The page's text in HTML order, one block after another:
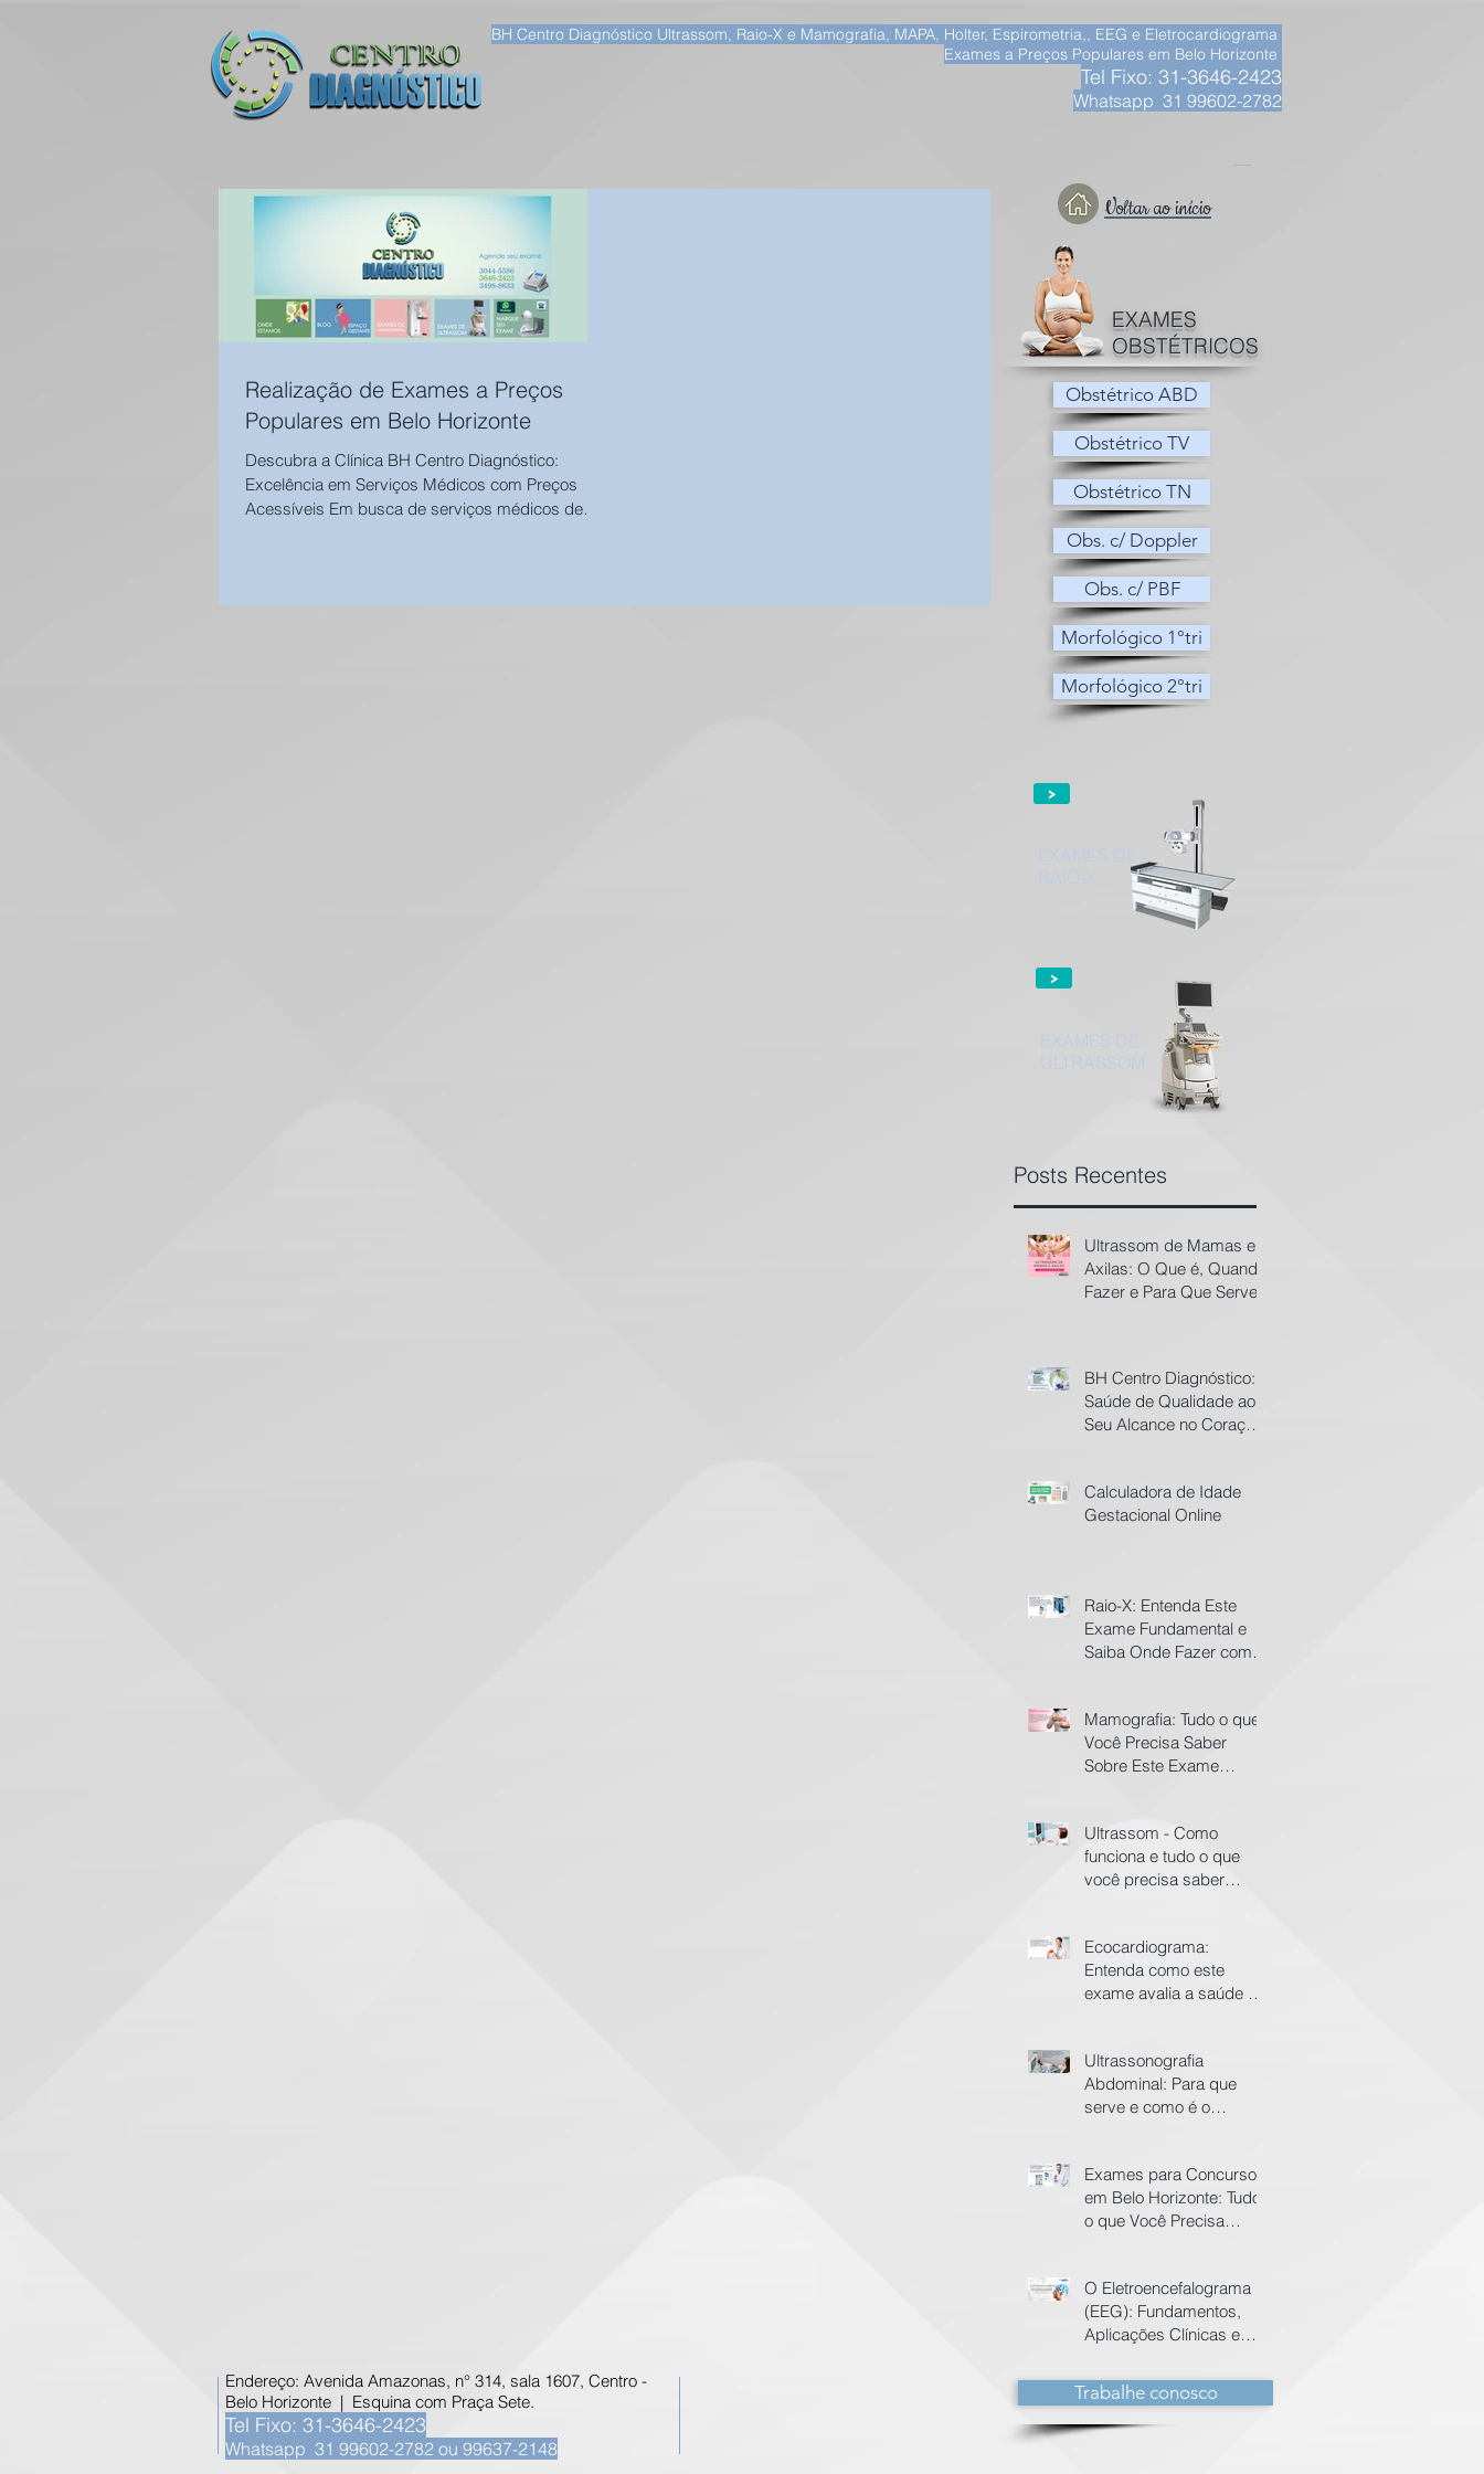
BH Centro Diagnóstico Ultrassom, Raio-X e Mamografia, MAPA, Holter, Espirometria,, EEG e Eletrocardiograma
Exames a Preços Populares em Belo Horizonte
Tel Fixo: 31-3646-2423
Whatsapp 31 99602-2782
Realização de Exames a Preços
Populares em Belo Horizonte
Descubra a Clínica BH Centro Diagnóstico:
Excelência em Serviços Médicos com Preços
Acessíveis Em busca de serviços médicos de
Voltar ao início
EXAMES
OBSTÉTRICOS
Obstétrico ABD
Obstétrico TV
Obstétrico TN
Obs. c/ Doppler
Obs. c/ PBF
Morfológico 1°tri
Morfológico 2°tri
>
EXAMES DE
ULTRASSOM
>
Posts Recentes
Ultrassom de Mamas e
Axilas: O Que é, Quando
Fazer e Para Que Serve​
BH Centro Diagnóstico:
Saúde de Qualidade ao
Seu Alcance no Coração
Calculadora de Idade
Gestacional Online
Raio-X: Entenda Este
Exame Fundamental e
Saiba Onde Fazer com
Mamografia: Tudo o que
Você Precisa Saber
Sobre Este Exame
Ultrassom - Como
funciona e tudo o que
você precisa saber
Ecocardiograma:
Entenda como este
exame avalia a saúde do
Ultrassonografia
Abdominal: Para que
serve e como é o
Exames para Concursos
em Belo Horizonte: Tudo
o que Você Precisa
O Eletroencefalograma
(EEG): Fundamentos,
Aplicações Clínicas e
Endereço: Avenida Amazonas, n° 314, sala 1607, Centro -
Belo Horizonte | Esquina com Praça Sete.
Tel Fixo: 31-3646-2423
Whatsapp 31 99602-2782 ou 99637-2148
Trabalhe conosco